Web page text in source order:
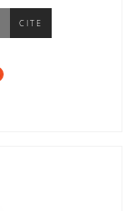
CITE